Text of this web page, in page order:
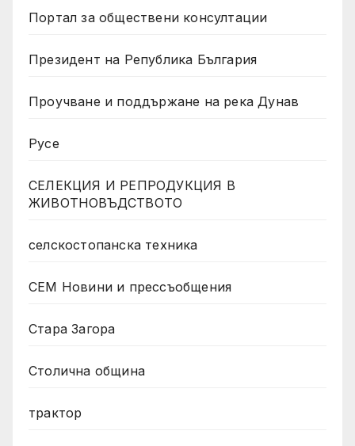
Портал за обществени консултации
Президент на Република България
Проучване и поддържане на река Дунав
Русе
СЕЛЕКЦИЯ И РЕПРОДУКЦИЯ В
ЖИВОТНОВЪДСТВОТО
селскостопанска техника
СЕМ Новини и прессъобщения
Стара Загора
Столична община
трактор